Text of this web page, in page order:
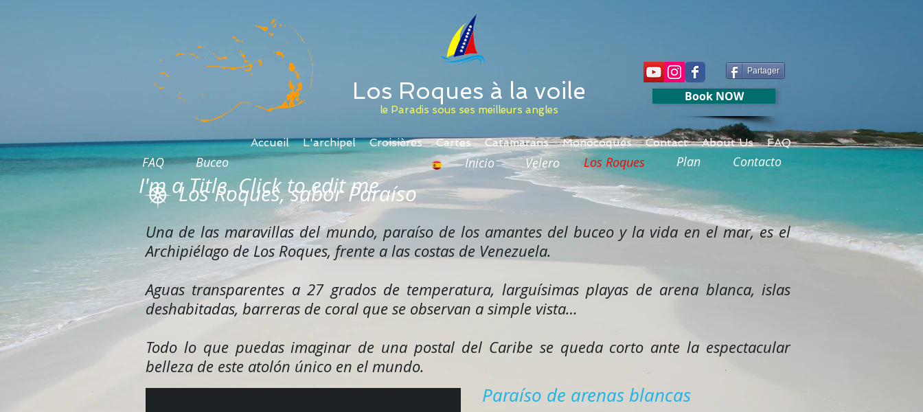
Los Roques à la voile
le Paradis sous ses meilleurs angles
Partager
Book NOW
Accueil L'archipel Croisières Cartes Catamarans Monocoques Contact About Us FAQ
I'm a Title. Click to edit me
Los Roques, sabor Paraíso
Buceo Inicio Velero Los Roques Plan Contacto
FAQ
Una de las maravillas del mundo, paraíso de los amantes del buceo y la vida en el mar, es el
Archipiélago de Los Roques, frente a las costas de Venezuela.
Aguas transparentes a 27 grados de temperatura, larguísimas playas de arena blanca, islas
deshabitadas, barreras de coral que se observan a simple vista…
Todo lo que puedas imaginar de una postal del Caribe se queda corto ante la espectacular
belleza de este atolón único en el mundo.
Paraíso de arenas blancas